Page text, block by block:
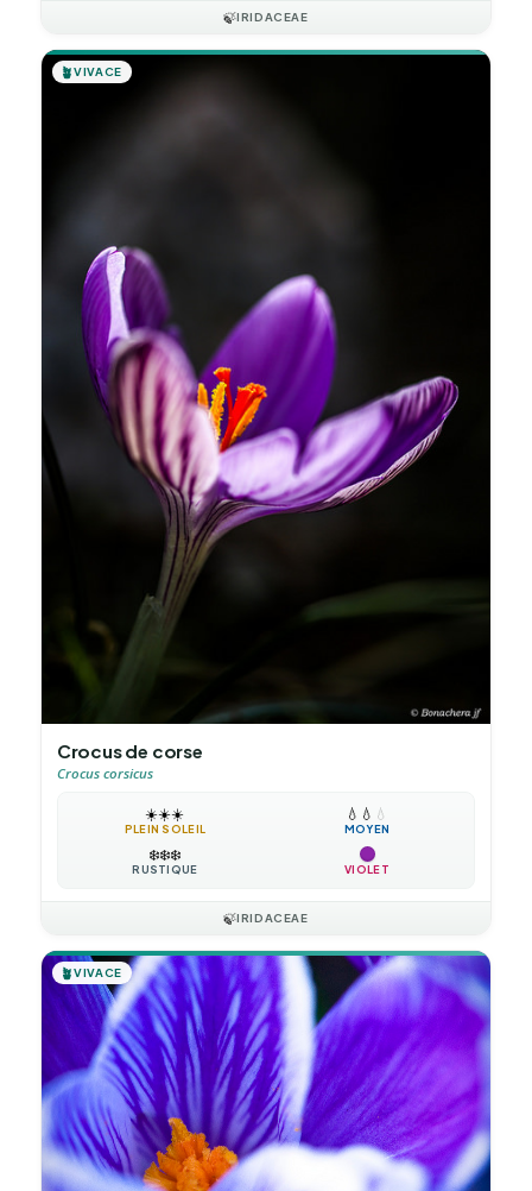
🍃IRIDACEAE
🪴VIVACE
Crocus de corse
Crocus corsicus
☀️☀️☀️
PLEIN SOLEIL
💧 💧 💧
MOYEN
❄️❄️❄️
RUSTIQUE VIOLET
🍃IRIDACEAE
🪴VIVACE